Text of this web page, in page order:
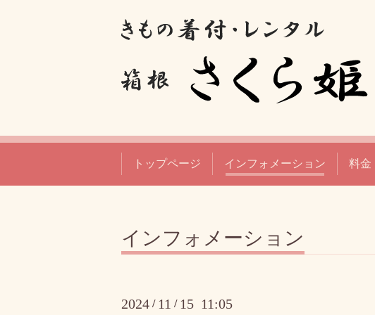
トップページ インフォメーション 料金
インフォメーション
2024 / 11 / 15 11:05